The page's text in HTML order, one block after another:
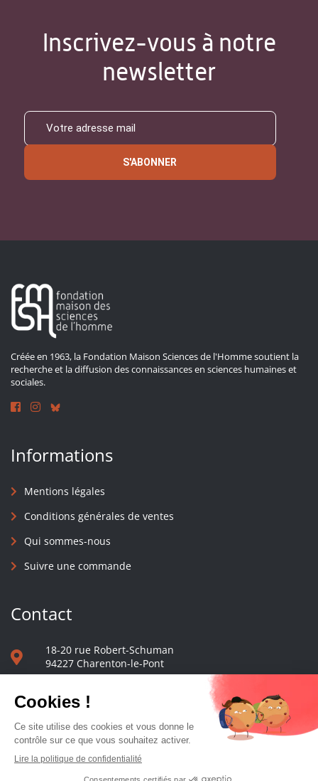
Inscrivez-vous à notre
newsletter
S'ABONNER
Créée en 1963, la Fondation Maison Sciences de l'Homme soutient la
recherche et la diffusion des connaissances en sciences humaines et
sociales.
Informations
Mentions légales
Conditions générales de ventes
Qui sommes-nous
Suivre une commande
Contact
18-20 rue Robert-Schuman
94227 Charenton-le-Pont